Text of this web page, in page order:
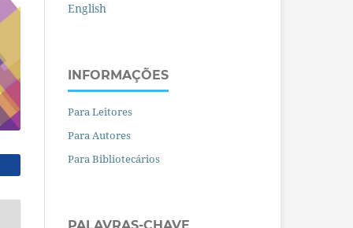
English
INFORMAÇÕES
Para Leitores
Para Autores
Para Bibliotecários